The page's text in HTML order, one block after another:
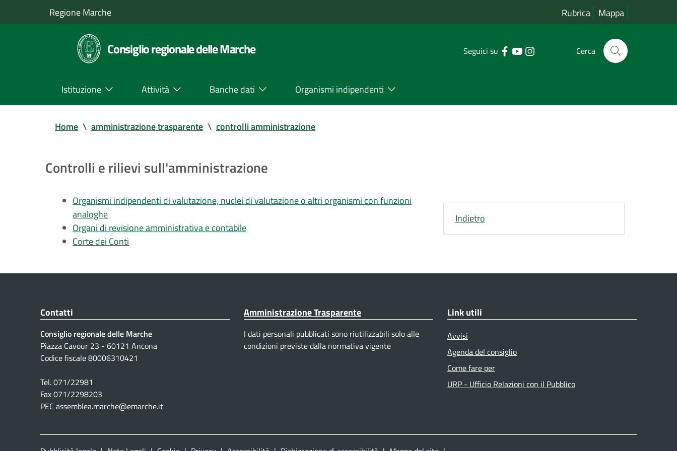
Regione Marche Rubrica Mappa
Consiglio regionale delle Marche Seguici su Cerca
Istituzione Attività Banche dati Organismi indipendenti
Home \ amministrazione trasparente \ controlli amministrazione
Controlli e rilievi sull'amministrazione
Organismi indipendenti di valutazione, nuclei di valutazione o altri organismi con funzioni
analoghe
Organi di revisione amministrativa e contabile
Corte dei Conti
Indietro
Contatti
Consiglio regionale delle Marche
Piazza Cavour 23 - 60121 Ancona
Codice fiscale 80006310421
Tel. 071/22981
Fax 071/2298203
PEC assemblea.marche@emarche.it
Amministrazione Trasparente
I dati personali pubblicati sono riutilizzabili solo alle
condizioni previste dalla normativa vigente
Link utili
Avvisi
Agenda del consiglio
Come fare per
URP - Ufficio Relazioni con il Pubblico